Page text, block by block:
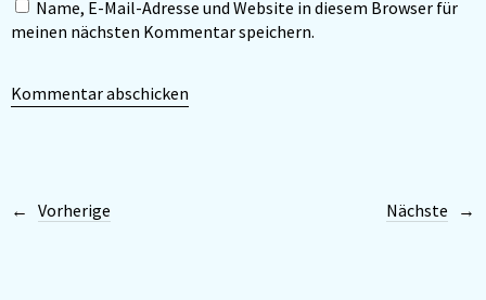
Name, E-Mail-Adresse und Website in diesem Browser für
meinen nächsten Kommentar speichern.
Vorherige Nächste